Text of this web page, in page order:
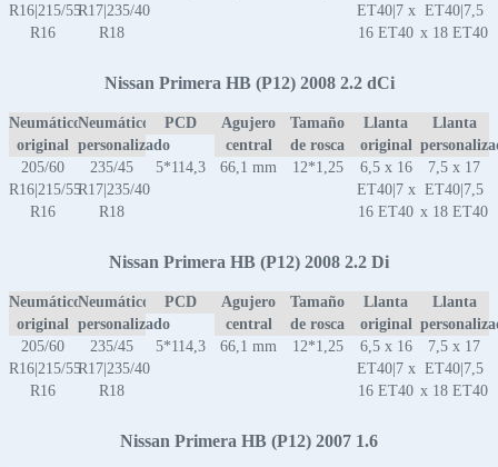
R16|215/55
R16
R17|235/40
R18
ET40|7 x
16 ET40
ET40|7,5
x 18 ET40
Nissan Primera HB (P12) 2008 2.2 dCi
Neumático
original
Neumático
personalizado
PCD
Agujero
central
Tamaño
de rosca
Llanta
original
Llanta
205/60
R16|215/55
R16
235/45
R17|235/40
R18
5*114,3 66,1 mm 12*1,25
6,5 x 16
ET40|7 x
16 ET40
7,5 x 17
ET40|7,5
x 18 ET40
Nissan Primera HB (P12) 2008 2.2 Di
Neumático
original
Neumático
personalizado
PCD
Agujero
central
Tamaño
de rosca
Llanta
original
Llanta
205/60
R16|215/55
R16
235/45
R17|235/40
R18
5*114,3 66,1 mm 12*1,25
6,5 x 16
ET40|7 x
16 ET40
7,5 x 17
ET40|7,5
x 18 ET40
Nissan Primera HB (P12) 2007 1.6